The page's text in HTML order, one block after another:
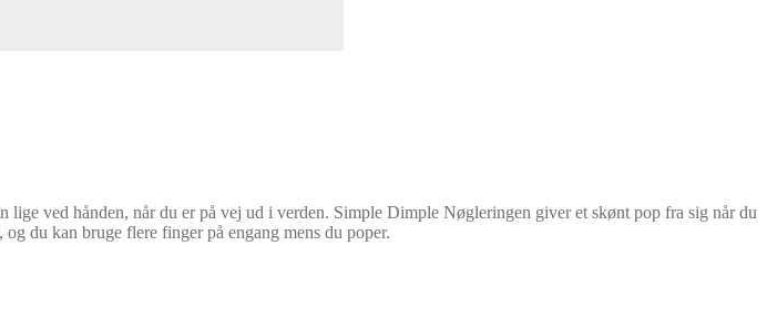
ved hånden, når du er på vej ud i verden. Simple Dimple Nøgleringen giver et skønt pop fra sig når du
du kan bruge flere finger på engang mens du poper.